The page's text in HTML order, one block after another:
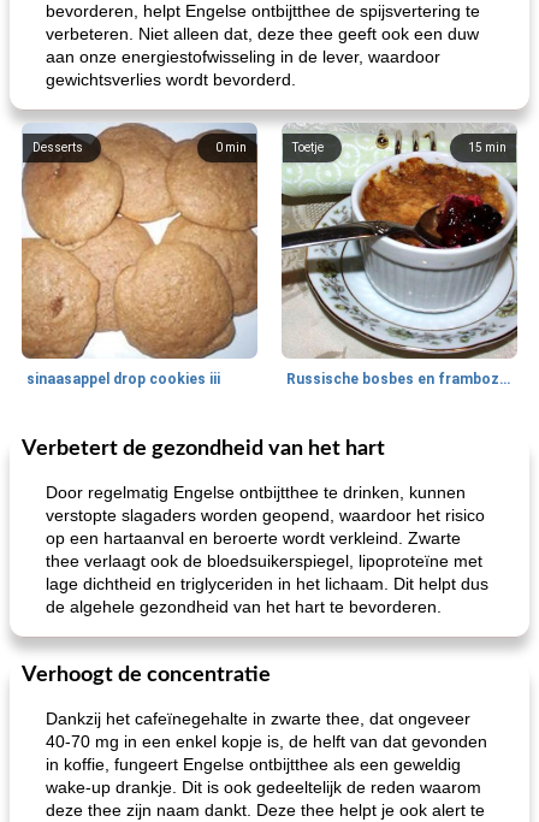
bevorderen, helpt Engelse ontbijtthee de spijsvertering te
verbeteren. Niet alleen dat, deze thee geeft ook een duw
aan onze energiestofwisseling in de lever, waardoor
gewichtsverlies wordt bevorderd.
0 min
Desserts
sinaasappel drop cookies iii
15 min
Toetje
Russische bosbes en frambozenpudding
5 min
Ontbijt
loco mokka havermout
Aardappel
Verbetert de gezondheid van het hart
Door regelmatig Engelse ontbijtthee te drinken, kunnen
verstopte slagaders worden geopend, waardoor het risico
op een hartaanval en beroerte wordt verkleind. Zwarte
thee verlaagt ook de bloedsuikerspiegel, lipoproteïne met
lage dichtheid en triglyceriden in het lichaam. Dit helpt dus
de algehele gezondheid van het hart te bevorderen.
Verhoogt de concentratie
Dankzij het cafeïnegehalte in zwarte thee, dat ongeveer
40-70 mg in een enkel kopje is, de helft van dat gevonden
in koffie, fungeert Engelse ontbijtthee als een geweldig
wake-up drankje. Dit is ook gedeeltelijk de reden waarom
deze thee zijn naam dankt. Deze thee helpt je ook alert te